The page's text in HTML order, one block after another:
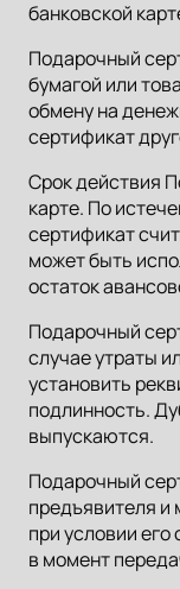
банковской
Подарочный
бумагой или
обмену на
сертификат
Срок действия
карте. По
сертификат
может быть
остаток
Подарочный
случае утраты
установить
подлинность.
выпускаются.
Подарочный
предъявителя и
при условии
в момент